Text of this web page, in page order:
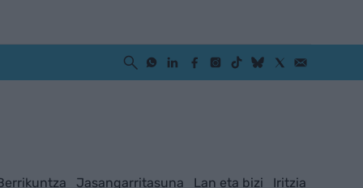
Jasangarritasuna Lan eta bizi Iritzia